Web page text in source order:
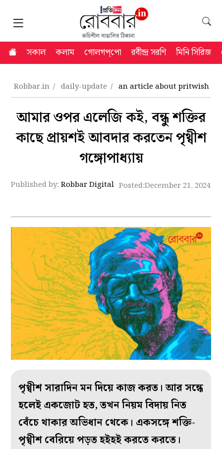
সকাল কলাম গোলগপ্‌পো রবীন্দ্র সরণি মিনি সিরিজ
Robbar.in daily-update an article about pritwish
আমার ওপর এলেজি কই, বন্ধু শক্তির
কাছে প্রায়শই আবদার করতেন পৃথ্বীশ
গঙ্গোপাধ্যায়
Published by:Robbar Digital Posted:December 21, 2024
পৃথ্বীশ সারাদিন মন দিয়ে কাজ করত। আর সন্ধে
হলেই একজোট হত, তখন নিয়ম বিদায় নিত
বেঁচে থাকার অভিধান থেকে। একসঙ্গে শক্তি-
পৃথ্বীশ বেরিয়ে পড়ত হইহই করতে করতে।